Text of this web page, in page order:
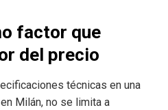
factor que
del precio
técnicas en una
Milán, no se limita a